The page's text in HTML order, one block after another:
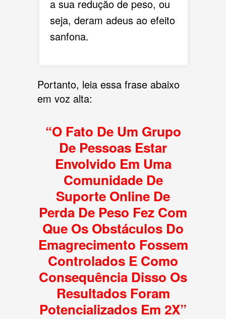
a sua redução de peso, ou
seja, deram adeus ao efeito
sanfona.
Portanto, leia essa frase abaixo
em voz alta:
“O Fato De Um Grupo
De Pessoas Estar
Envolvido Em Uma
Comunidade De
Suporte Online De
Perda De Peso Fez Com
Que Os Obstáculos Do
Emagrecimento Fossem
Controlados E Como
Consequência Disso Os
Resultados Foram
Potencializados Em 2X”